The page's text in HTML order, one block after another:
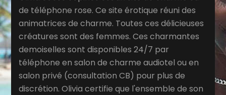
de téléphone rose. Ce site érotique réuni des
animatrices de charme. Toutes ces délicieuses
créatures sont des femmes. Ces charmantes
demoiselles sont disponibles 24/7 par
téléphone en salon de charme audiotel ou en
salon privé (consultation CB) pour plus de
discrétion. Olivia certifie que l'ensemble de son